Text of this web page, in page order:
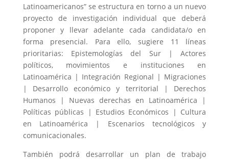
Latinoamericanos” se estructura en torno a un nuevo
proyecto de investigación individual que deberá
proponer y llevar adelante cada candidata/o en
forma presencial. Para ello, sugiere 11 líneas
prioritarias: Epistemologías del Sur | Actores
políticos, movimientos e instituciones en
Latinoamérica | Integración Regional | Migraciones
| Desarrollo económico y territorial | Derechos
Humanos | Nuevas derechas en Latinoamérica |
Políticas públicas | Estudios Económicos | Cultura
en Latinoamérica | Escenarios tecnológicos y
comunicacionales.
También podrá desarrollar un plan de trabajo